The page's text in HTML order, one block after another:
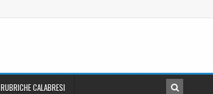
RUBRICHE CALABRESI